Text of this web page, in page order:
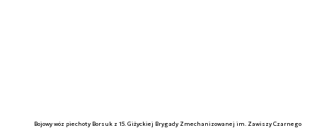
Bojowy wóz piechoty Borsuk z 15. Giżyckiej Brygady Zmechanizowanej im. Zawiszy Czarnego